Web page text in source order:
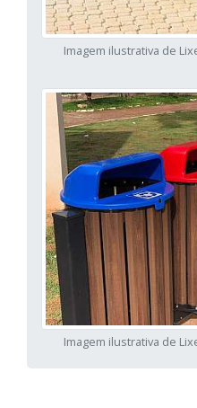
Imagem ilustrativa de
Imagem ilustrativa de